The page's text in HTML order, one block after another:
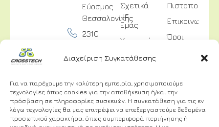
Διαχείριση Συγκατάθεσης
Για να παρέχουμε την καλύτερη εμπειρία, χρησιμοποιούμε
τεχνολογίες όπως cookies για την αποθήκευση ή/και την
πρόσβαση σε πληροφορίες συσκευών. Η συγκατάθεση για τις εν
λόγω τεχνολογίες θα μας επιτρέψει να επεξεργαστούμε δεδομένα
προσωπικού χαρακτήρα, όπως συμπεριφορά περιήγησης ή
Εύοσμος
Θεσσαλονίκης
2310
300
Σχετικά
με
Εμάς
Υπηρεσίες
Έργα
Επικοινωνία
Όροι
Πολιτική
Απορρήτου